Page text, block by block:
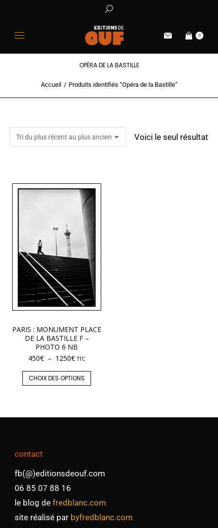
0
OPÉRA DE LA BASTILLE
Vous êtes ici :
Accueil Produits identifiés “Opéra de la Bastille”
Voici le seul résultat
PARIS : MONUMENT PLACE
DE LA BASTILLE F –
PHOTO 6 NB
450€ – 1250€ TTC
CHOIX DES OPTIONS
contact
fb(@)editionsdeouf.com
06 85 07 88 16
le blog de fredblanc.com
site réalisé par byfredblanc.com